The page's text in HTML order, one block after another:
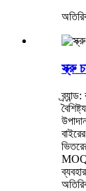
স্ক্রু